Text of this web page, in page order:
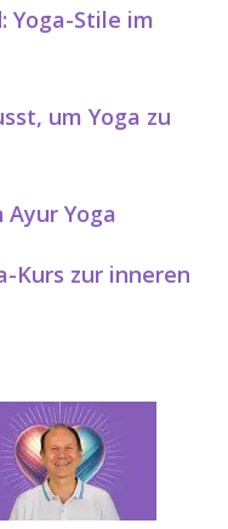
Yoga-Stile im
um Yoga zu
Yoga
Kurs zur inneren